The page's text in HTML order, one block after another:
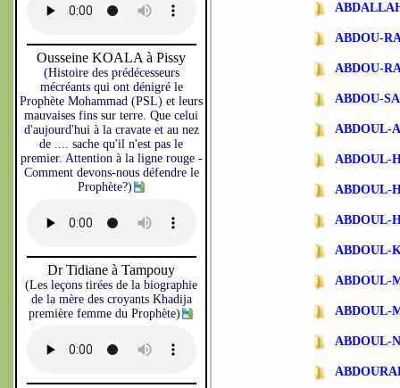
Ousseine KOALA à Pissy
(Histoire des prédécesseurs
mécréants qui ont dénigré le
Prophète Mohammad (PSL) et leurs
mauvaises fins sur terre. Que celui
d'aujourd'hui à la cravate et au nez
de .... sache qu'il n'est pas le
premier. Attention à la ligne rouge -
Comment devons-nous défendre le
Prophète?)
Dr Tidiane à Tampouy
(Les leçons tirées de la biographie
de la mère des croyants Khadija
première femme du Prophète)
ABDOU-
ABDOU-
ABDOU-
ABDOUL-
ABDOUL-
ABDOUL-
ABDOUL-
ABDOUL-
ABDOUL-
ABDOUL-
ABDOUL-